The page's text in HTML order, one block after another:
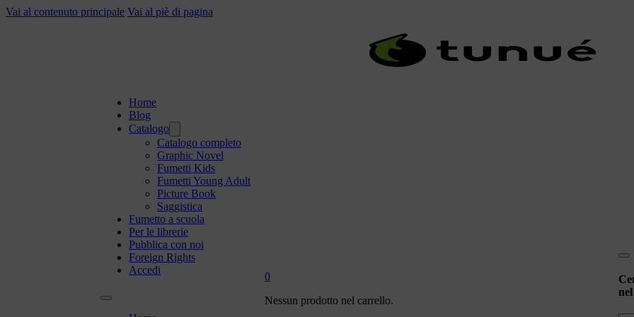
Vai al contenuto principale Vai al piè di pagina
Home
Blog
Catalogo
Catalogo completo
Graphic Novel
Fumetti Kids
Fumetti Young Adult
Picture Book
Saggistica
Fumetto a scuola
Per le librerie
Pubblica con noi
Foreign Rights
Accedi
0
Nessun prodotto nel carrello.